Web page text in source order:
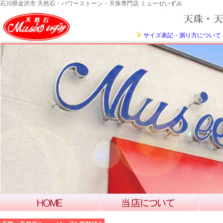
石川県金沢市 天然石・パワーストーン・天珠専門店 ミューゼいずみ
サイズ表記・測り方について